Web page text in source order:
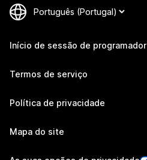
Início de sessão de programador
Termos de serviço
Política de privacidade
Mapa do site